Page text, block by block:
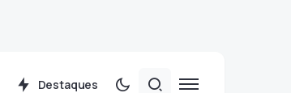
Destaques